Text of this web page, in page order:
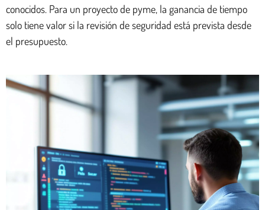
conocidos. Para un proyecto de pyme, la ganancia de tiempo
solo tiene valor si la revisión de seguridad está prevista desde
el presupuesto.